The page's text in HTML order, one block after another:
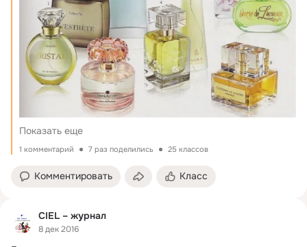
Показать еще
1 комментарий 7 раз поделились 25 классов
Комментировать Класс
CIEL – журнал
8 дек 2016